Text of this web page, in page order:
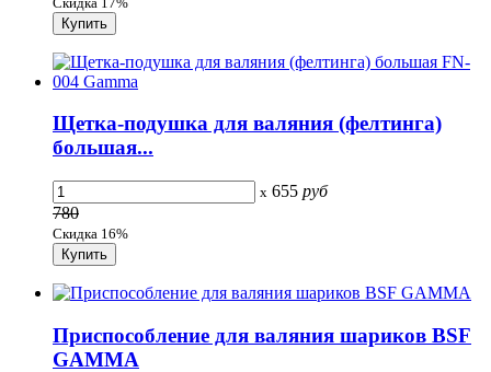
Щетка-подушка для валяния (фелтинга)
большая...
x 655 руб
780
Скидка 16%
Приспособление для валяния шариков BSF
GAMMA